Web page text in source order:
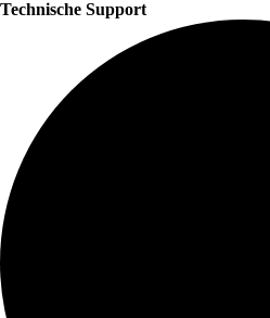
Technische Support